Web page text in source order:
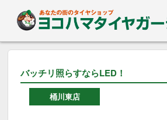
バッチリ照らすならLED！
桶川東店